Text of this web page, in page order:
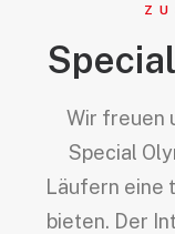
Wir freuen
Special
Läufern eine
bieten. Der